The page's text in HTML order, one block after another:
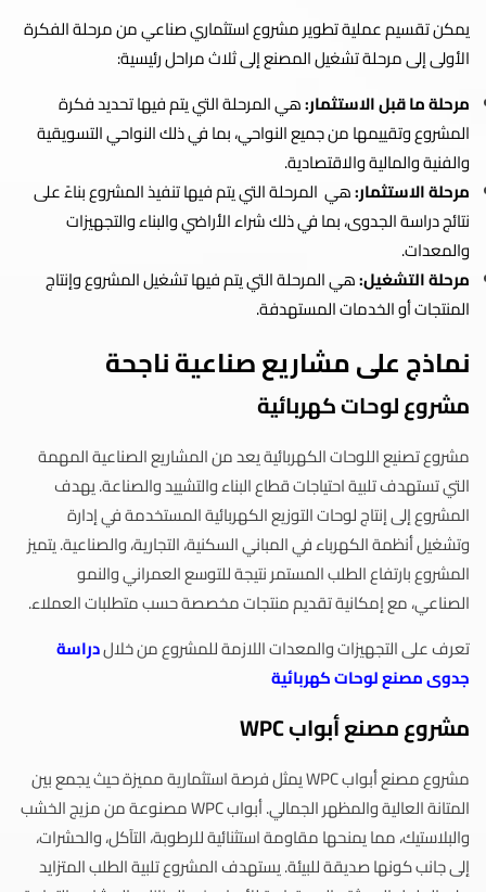
يمكن تقسيم عملية تطوير مشروع استثماري صناعي من مرحلة الفكرة
الأولى إلى مرحلة تشغيل المصنع إلى ثلاث مراحل رئيسية:
مرحلة ما قبل الاستثمار:هي المرحلة التي يتم فيها تحديد فكرة
المشروع وتقييمها من جميع النواحي، بما في ذلك النواحي التسويقية
والفنية والمالية والاقتصادية.
مرحلة الاستثمار:هي المرحلة التي يتم فيها تنفيذ المشروع بناءً على
نتائج دراسة الجدوى، بما في ذلك شراء الأراضي والبناء والتجهيزات
والمعدات.
مرحلة التشغيل:هي المرحلة التي يتم فيها تشغيل المشروع وإنتاج
المنتجات أو الخدمات المستهدفة.
نماذج على مشاريع صناعية ناجحة
مشروع لوحات كهربائية
مشروع تصنيع اللوحات الكهربائية يعد من المشاريع الصناعية المهمة
التي تستهدف تلبية احتياجات قطاع البناء والتشييد والصناعة. يهدف
المشروع إلى إنتاج لوحات التوزيع الكهربائية المستخدمة في إدارة
وتشغيل أنظمة الكهرباء في المباني السكنية، التجارية، والصناعية. يتميز
المشروع بارتفاع الطلب المستمر نتيجة للتوسع العمراني والنمو
الصناعي، مع إمكانية تقديم منتجات مخصصة حسب متطلبات العملاء.
تعرف على التجهيزات والمعدات اللازمة للمشروع من خلالدراسة
جدوى مصنع لوحات كهربائية
مشروع مصنع أبواب WPC
مشروع مصنع أبواب WPC يمثل فرصة استثمارية مميزة حيث يجمع بين
المتانة العالية والمظهر الجمالي. أبواب WPC مصنوعة من مزيج الخشب
والبلاستيك، مما يمنحها مقاومة استثنائية للرطوبة، التآكل، والحشرات،
إلى جانب كونها صديقة للبيئة. يستهدف المشروع تلبية الطلب المتزايد